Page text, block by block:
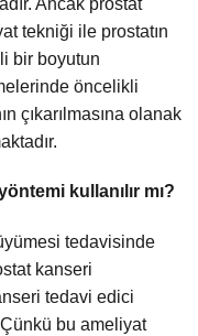
tekniği ile prostatın
bir boyutun
öncelikli
çıkarılmasına olanak
kullanılır mı?
tedavisinde
kanseri
tedavi edici
bu ameliyat